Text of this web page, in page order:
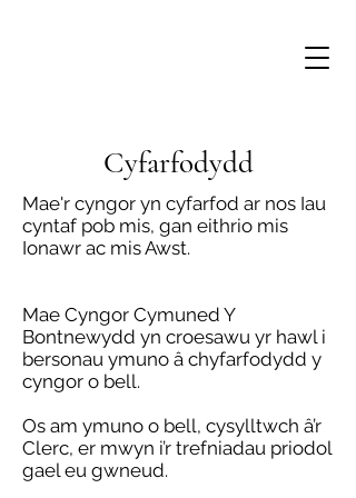
Cyfarfodydd
Mae'r cyngor yn cyfarfod ar nos Iau
cyntaf pob mis, gan eithrio mis
Ionawr ac mis Awst.
Mae Cyngor Cymuned Y
Bontnewydd yn croesawu yr hawl i
bersonau ymuno â chyfarfodydd y
cyngor o bell.
Os am ymuno o bell, cysylltwch â’r
Clerc, er mwyn i’r trefniadau priodol
gael eu gwneud.